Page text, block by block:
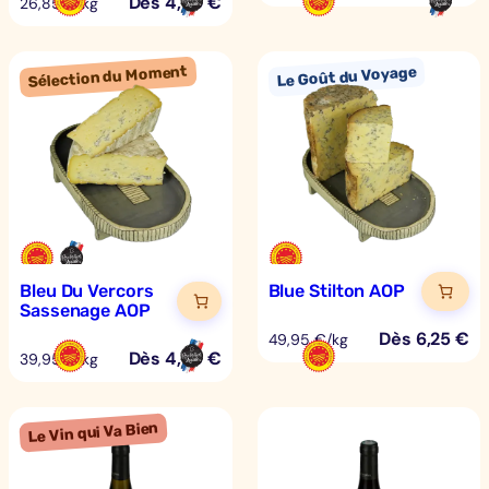
Bleu Du Vercors
Sassenage AOP
39,95 €/kg Dès4,99€
Blue Stilton AOP
49,95 €/kg Dès 6,25€